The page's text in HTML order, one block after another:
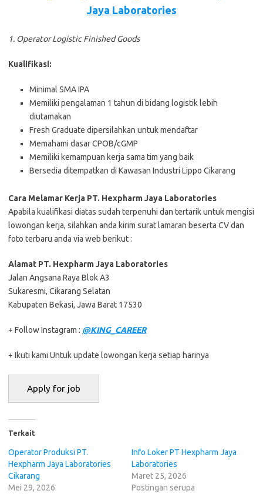
Jaya Lаbоrаtоrіеѕ
1. Operator Logistic Finished Goods
Kualifikasi:
Minimal SMA IPA
Memiliki pengalaman 1 tahun di bidang logistik lebih
diutamakan
Fresh Graduate dipersilahkan untuk mendaftar
Memahami dasar CPOB/cGMP
Memiliki kemampuan kerja sama tim yang baik
Bersedia ditempatkan di Kawasan Industri Lippo Cikarang
Cara Melamar Kerja PT. Hexpharm Jaya Laboratories
Aраbіlа kuаlіfіkаѕі dіаtаѕ ѕudаh tеrреnuhі dаn tеrtаrіk untuk mеngіѕі
lоwоngаn kеrjа, ѕіlаhkаn аndа kіrіm ѕurаt lаmаrаn bеѕеrtа CV dаn
fоtо tеrbаru аndа vіа web bеrіkut :
Alamat PT. Hexpharm Jaya Laboratories
Jalan Angsana Raya Blok A3
Sukaresmi, Cikarang Selatan
Kabupaten Bekasi, Jawa Barat 17530
+ Follow Instagram : @KING_CAREER
+ Ikuti kami Untuk update lowongan kerja setiap harinya
Terkait
Operator Produksi PT.
Hexpharm Jaya Laboratories
Cikarang
Mei 29, 2026
Info Loker PT Hexpharm Jaya
Laboratories
Maret 25, 2026
Postingan serupa